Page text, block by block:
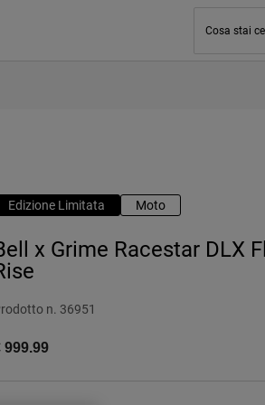
Cosa stai
Edizione Limitata Moto
x Grime Racestar DLX
n. 36951
999.99